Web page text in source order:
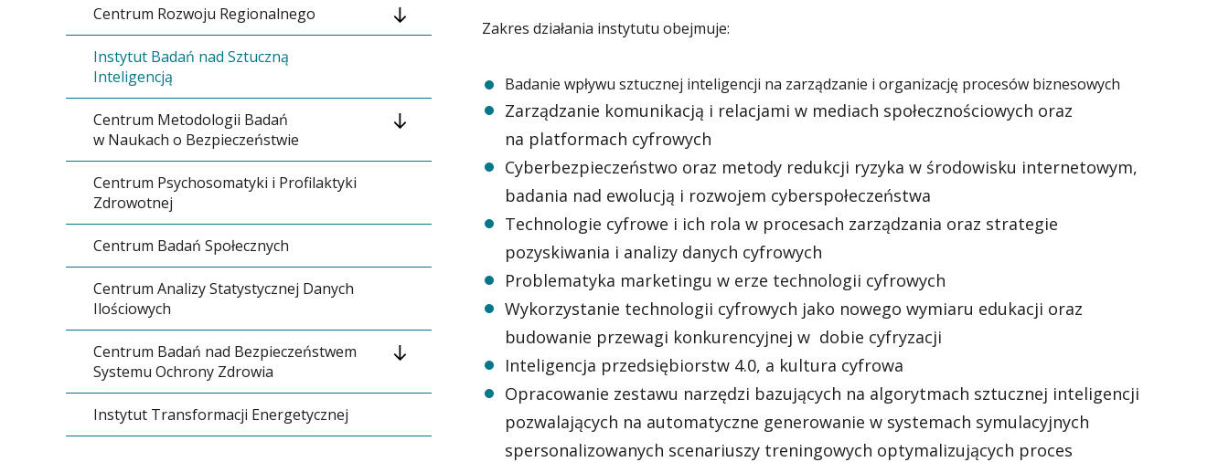
Misja, cele i zadania Centrum
Aktualności
Rada Konsultacyjna
Nadchodzące wydarzenia
Polecane opracowania naukowe
Kontakt
Centrum Rozwoju Regionalnego
Kontakt
Instytut Badań nad Sztuczną
Inteligencją
Centrum Metodologii Badań
w Naukach o Bezpieczeństwie
Kontakt
Centrum Psychosomatyki i Profilaktyki
Zdrowotnej
Centrum Badań Społecznych
Centrum Analizy Statystycznej Danych
Ilościowych
Centrum Badań nad Bezpieczeństwem
Systemu Ochrony Zdrowia
Kierownictwo
Instytut Transformacji Energetycznej
Zakres działania instytutu obejmuje:
Badanie wpływu sztucznej inteligencji na zarządzanie i organizację procesów biznesowych
Zarządzanie komunikacją i relacjami w mediach społecznościowych oraz
na platformach cyfrowych
Cyberbezpieczeństwo oraz metody redukcji ryzyka w środowisku internetowym,
badania nad ewolucją i rozwojem cyberspołeczeństwa
Technologie cyfrowe i ich rola w procesach zarządzania oraz strategie
pozyskiwania i analizy danych cyfrowych
Problematyka marketingu w erze technologii cyfrowych
Wykorzystanie technologii cyfrowych jako nowego wymiaru edukacji oraz
budowanie przewagi konkurencyjnej w dobie cyfryzacji
Inteligencja przedsiębiorstw 4.0, a kultura cyfrowa
Opracowanie zestawu narzędzi bazujących na algorytmach sztucznej inteligencji
pozwalających na automatyczne generowanie w systemach symulacyjnych
spersonalizowanych scenariuszy treningowych optymalizujących proces